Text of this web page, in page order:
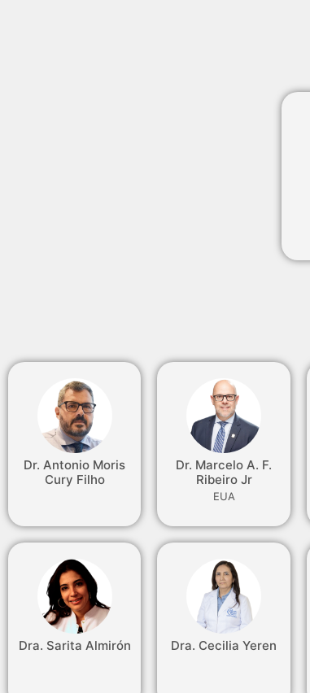
Dr. Antonio Moris
Cury Filho
Dr. Marcelo A. F.
Ribeiro Jr
EUA
Dra. Sarita Almirón Dra. Cecilia Yeren